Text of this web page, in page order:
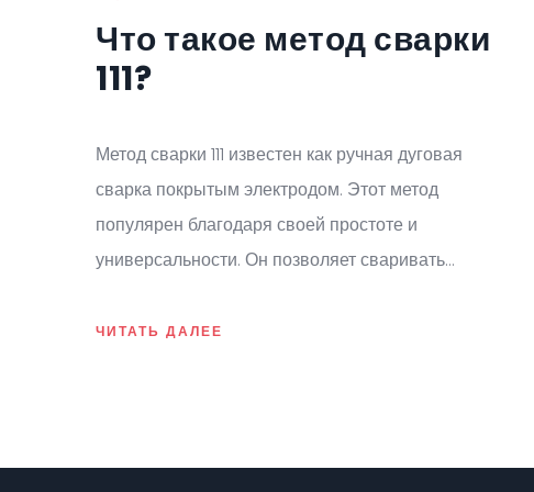
Что такое метод сварки
111?
Метод сварки 111 известен как ручная дуговая
сварка покрытым электродом. Этот метод
популярен благодаря своей простоте и
универсальности. Он позволяет сваривать
Важно знать технику и особенности каждого
соблюдение техники безопасности.
ЧИТАТЬ ДАЛЕЕ